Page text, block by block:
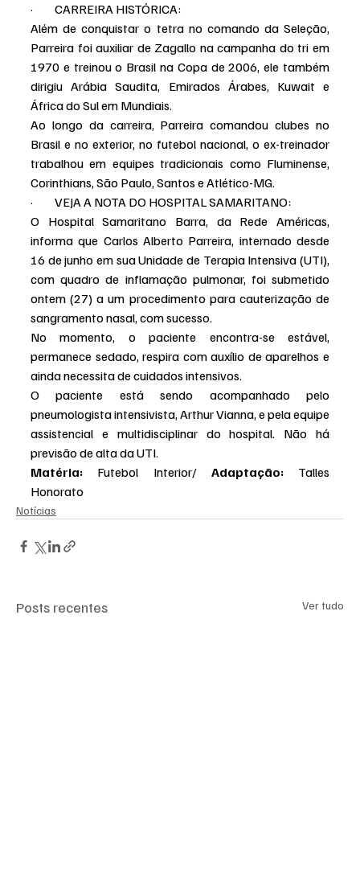
·         CARREIRA HISTÓRICA:
Além de conquistar o tetra no comando da Seleção,
Parreira foi auxiliar de Zagallo na campanha do tri em
1970 e treinou o Brasil na Copa de 2006, ele também
dirigiu Arábia Saudita, Emirados Árabes, Kuwait e
África do Sul em Mundiais.
Ao longo da carreira, Parreira comandou clubes no
Brasil e no exterior, no futebol nacional, o ex-treinador
trabalhou em equipes tradicionais como Fluminense,
Corinthians, São Paulo, Santos e Atlético-MG.
·         VEJA A NOTA DO HOSPITAL SAMARITANO:
O Hospital Samaritano Barra, da Rede Américas,
informa que Carlos Alberto Parreira, internado desde
16 de junho em sua Unidade de Terapia Intensiva (UTI),
com quadro de inflamação pulmonar, foi submetido
ontem (27) a um procedimento para cauterização de
sangramento nasal, com sucesso.
No momento, o paciente encontra-se estável,
permanece sedado, respira com auxílio de aparelhos e
ainda necessita de cuidados intensivos.
O paciente está sendo acompanhado pelo
pneumologista intensivista, Arthur Vianna, e pela equipe
assistencial e multidisciplinar do hospital. Não há
previsão de alta da UTI.
Matéria: Futebol Interior/ Adaptação: Talles
Honorato
Notícias
Posts recentes Ver tudo